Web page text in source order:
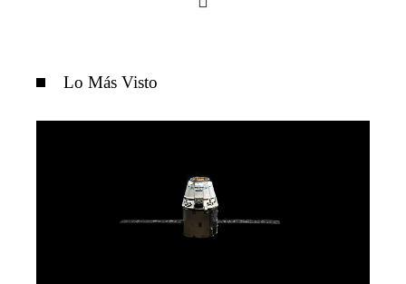
Lo Más Visto